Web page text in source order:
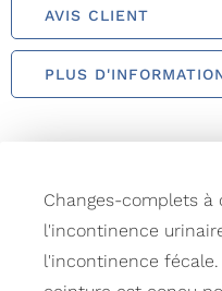
AVIS CLIENT
PLUS
Changes-complets
l'incontinence
l'incontinence